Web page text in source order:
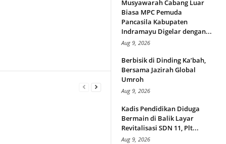
Musyawarah Cabang Luar
Biasa MPC Pemuda
Pancasila Kabupaten
Indramayu Digelar dengan...
Aug 9, 2026
Berbisik di Dinding Ka’bah,
Bersama Jazirah Global
Umroh
Aug 9, 2026
Kadis Pendidikan Diduga
Bermain di Balik Layar
Revitalisasi SDN 11, Plt...
Aug 9, 2026